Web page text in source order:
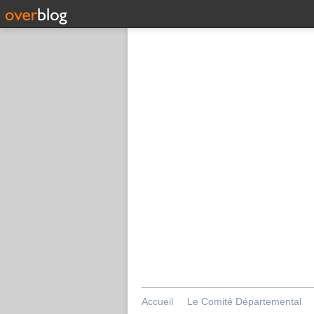
Accueil Le Comité Départemental